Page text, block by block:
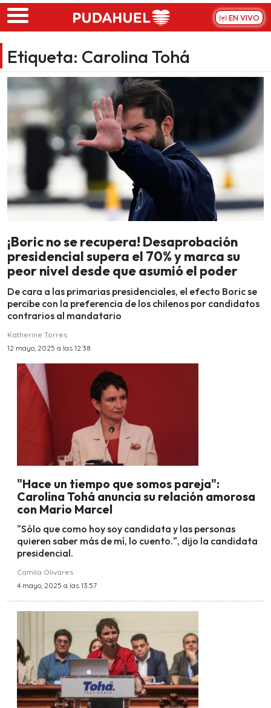
Skip to main content
EN VIVO
Etiqueta: Carolina Tohá
¡Boric no se recupera! Desaprobación
presidencial supera el 70% y marca su
peor nivel desde que asumió el poder
De cara a las primarias presidenciales, el efecto Boric se
percibe con la preferencia de los chilenos por candidatos
contrarios al mandatario
Katherine Torres
12 mayo, 2025 a las 12:38
"Hace un tiempo que somos pareja":
Carolina Tohá anuncia su relación amorosa
con Mario Marcel
"Sólo que como hoy soy candidata y las personas
quieren saber más de mí, lo cuento.", dijo la candidata
presidencial.
Camila Olivares
4 mayo, 2025 a las 13:57